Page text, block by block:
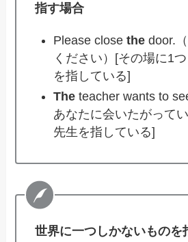
指す場合
Please closethe door.
ください）[その場に1
を指している]
The teacher wants to
あなたに会いたがって
先生を指している]
世界に一つしかないものを